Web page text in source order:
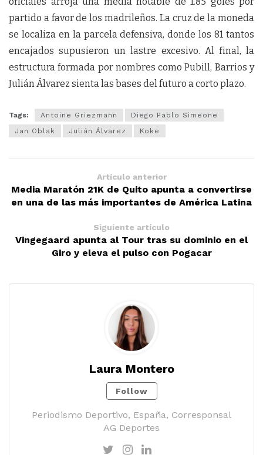
partido a favor de los madrileños. La cruz de la moneda
se localiza en la parcela defensiva, donde los 81 tantos
encajados supusieron un lastre excesivo. Al final, la
estructura formada por nombres como Pubill, Barrios y
Julián Álvarez sienta las bases del futuro a corto plazo.
Tags: Antoine Griezmann
Diego Pablo Simeone
Jan Oblak
Julián Álvarez Koke
Artículo anterior
Media Maratón 21K de Quito apunta a convertirse
en una de las más importantes de América Latina
Siguiente artículo
Vingegaard apunta al Tour tras su dominio en el
Giro y eleva el pulso con Pogacar
Laura Montero
Follow
Periodismo Deportivo, España, Corresponsal
AG Deportes